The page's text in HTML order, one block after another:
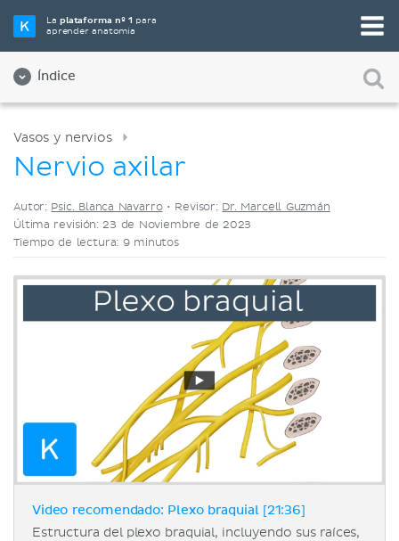
Laplataforma nº 1 para
aprender anatomía
Índice
Elige tu herramienta de estudio favorita
Videos
Vasos y nervios
Nervio axilar
Autor: Psic. Blanca Navarro• Revisor: Dr. Marcell Guzmán
Última revisión: 23 de Noviembre de 2023
Tiempo de lectura: 9 minutos
Video recomendado: Plexo braquial [21:36]
Estructura del plexo braquial, incluyendo sus raíces,